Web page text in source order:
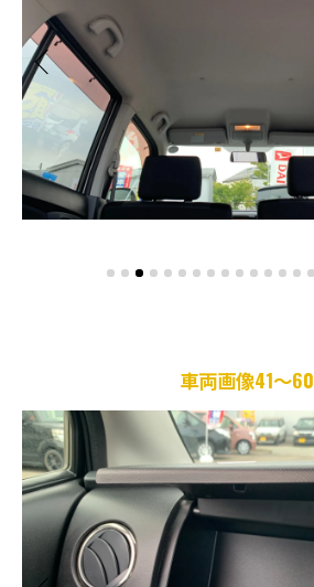
車両画像41～60